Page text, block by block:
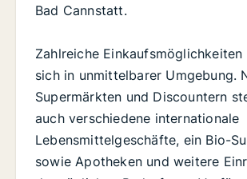
Bad Cannstatt.
Zahlreiche
sich in unmittelbarer Umgebung.
Supermärkten und Discountern
auch verschiedene internationale
Lebensmittelgeschäfte, ein Bio-
sowie Apotheken und weitere